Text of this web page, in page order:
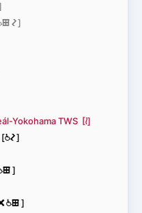
æó]
Yokohama TWS [<]
[@ó]
æ]
@æ]